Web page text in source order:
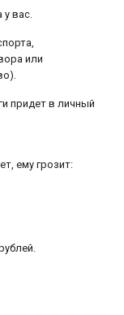
вас.
или
придет в личный
ему грозит: